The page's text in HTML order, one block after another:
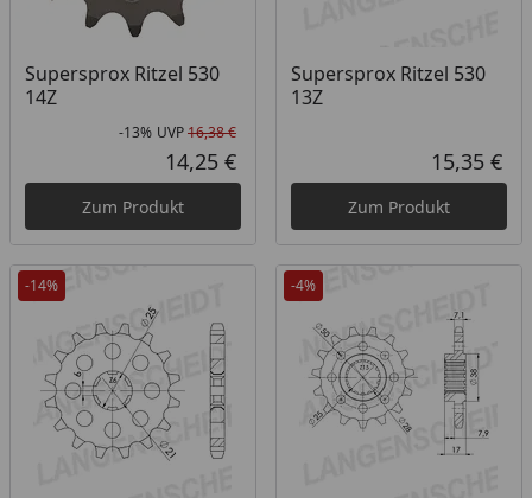
Supersprox Ritzel 530
14Z
Rabatt in Prozent
-13%
Ursprünglicher Preis
UVP16,38 €
Aktueller Preis
14,25 €
Zum Produkt
Supersprox Ritzel 530
13Z
15,35 €
Zum Produkt
-14% -4%